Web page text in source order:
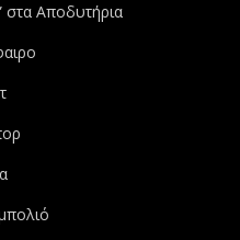
στα Αποδυτήρια